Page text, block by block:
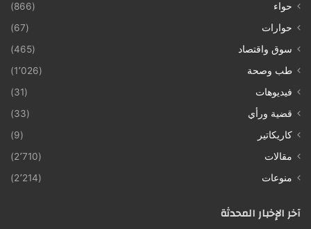
حواء
(866)
حوارات
(67)
سوق واقتصاد
(465)
طب وصحة
(1٬026)
فيديوهات
(31)
قضية ورأي
(33)
كاريكاتير
(9)
مقالات
(2٬710)
منوعات
(2٬214)
آخر الإخبار المحدثة